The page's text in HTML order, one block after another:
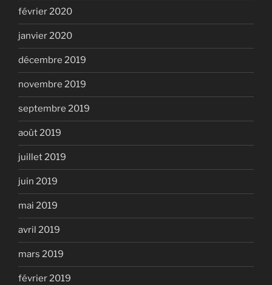
février 2020
janvier 2020
décembre 2019
novembre 2019
septembre 2019
août 2019
juillet 2019
juin 2019
mai 2019
avril 2019
mars 2019
février 2019